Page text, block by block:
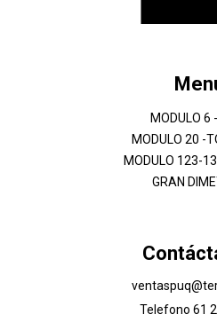
MODULO 6
MODULO 20 -
MODULO 123-
GRAN
Telefono 61